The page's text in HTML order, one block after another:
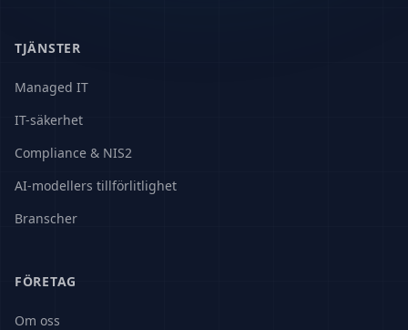
TJÄNSTER
Managed IT
IT-säkerhet
Compliance & NIS2
AI-modellers tillförlitlighet
Branscher
FÖRETAG
Om oss